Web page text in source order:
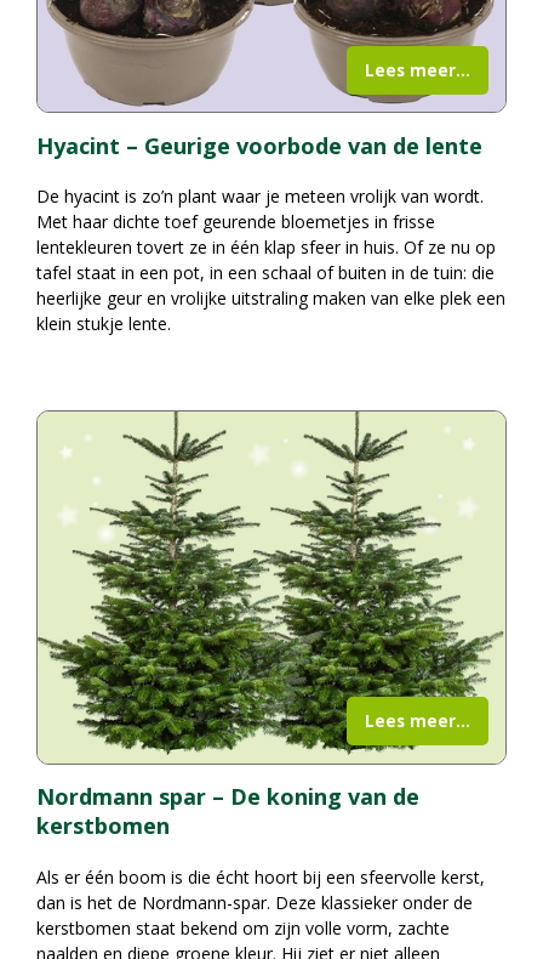
Hyacint – Geurige voorbode van de lente
De hyacint is zo’n plant waar je meteen vrolijk van wordt.
Met haar dichte toef geurende bloemetjes in frisse
lentekleuren tovert ze in één klap sfeer in huis. Of ze nu op
tafel staat in een pot, in een schaal of buiten in de tuin: die
heerlijke geur en vrolijke uitstraling maken van elke plek een
klein stukje lente.
Lees meer...
Nordmann spar – De koning van de
kerstbomen
Als er één boom is die écht hoort bij een sfeervolle kerst,
dan is het de Nordmann-spar. Deze klassieker onder de
kerstbomen staat bekend om zijn volle vorm, zachte
naalden en diepe groene kleur. Hij ziet er niet alleen
Lees meer...